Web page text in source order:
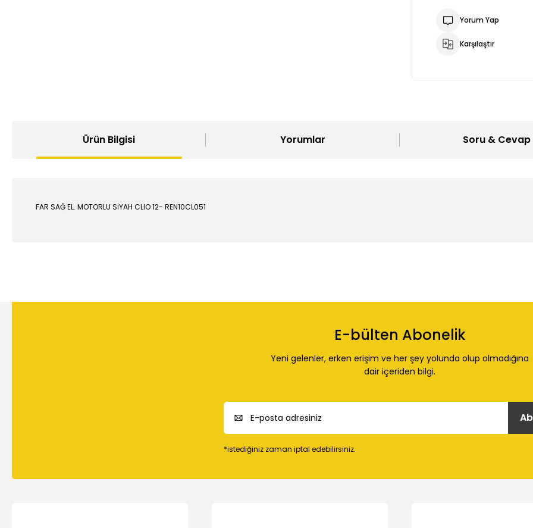
Yorum Yap
Karşılaştır
Ürün Bilgisi Yorumlar Soru & Cevap
FAR SAĞ EL. MOTORLU SİYAH CLIO 12- REN10CL051
Görüş ve önerileriniz için teşekkür ederiz.
Gönder
E-bülten Abonelik
Yeni gelenler, erken erişim ve her şey yolunda olup olmadığına
dair içeriden bilgi.
*istediğiniz zaman iptal edebilirsiniz.